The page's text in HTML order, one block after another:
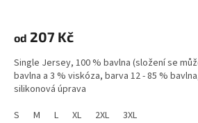
od 207 Kč
Single Jersey, 100 % bavlna (složení se
bavlna a 3 % viskóza, barva 12 - 85 %
silikonová úprava
S
M L XL 2XL 3XL